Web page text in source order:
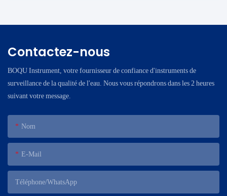
Contactez-nous
BOQU Instrument, votre fournisseur de confiance d'instruments de
surveillance de la qualité de l'eau. Nous vous répondrons dans les 2 heures
suivant votre message.
Nom
E-Mail
Téléphone/WhatsApp